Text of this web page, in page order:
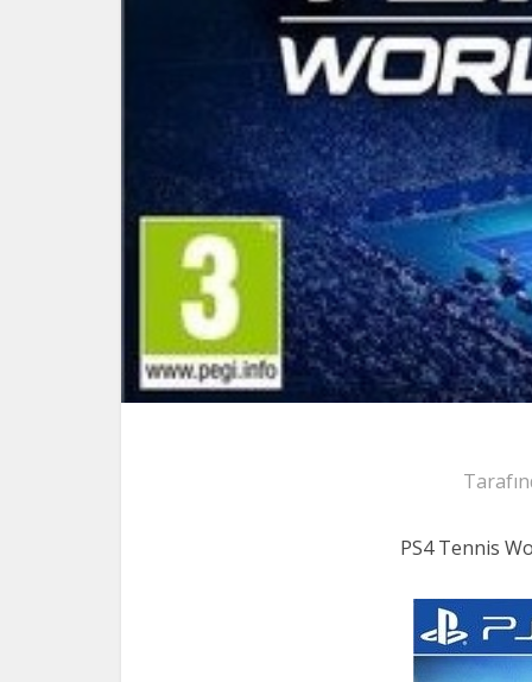
PS4 Tennis